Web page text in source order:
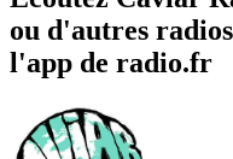
ou d'autres
l'app de radio.fr